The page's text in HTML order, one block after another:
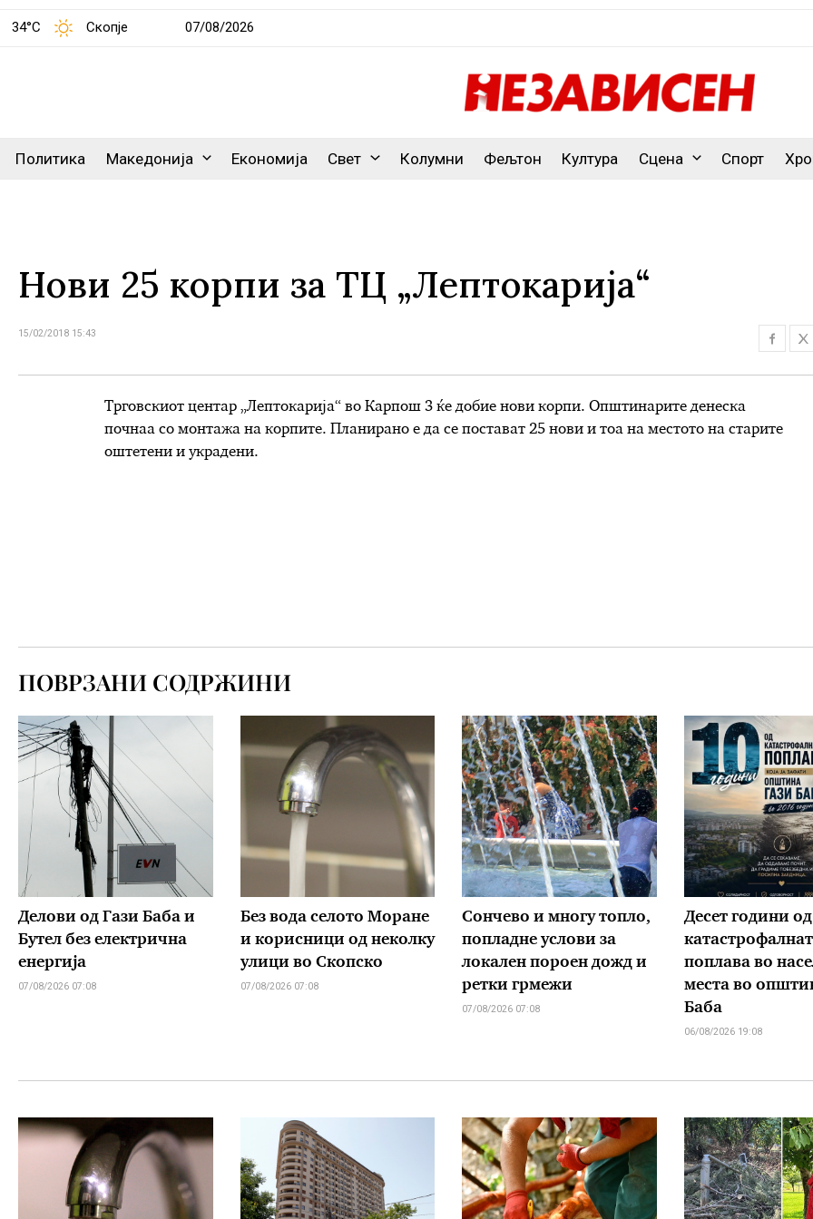
34°C Скопје 07/08/2026
Политика Македонија Економија Свет Колумни Фељтон Култура Сцена Спорт
Нови 25 корпи за ТЦ „Лептокарија“
15/02/2018 15:43
Трговскиот центар „Лептокарија“ во Карпош 3 ќе добие нови корпи. Општинарите денеска
почнаа со монтажа на корпите. Планирано е да се постават 25 нови и тоа на местото на старите
оштетени и украдени.
ПОВРЗАНИ СОДРЖИНИ
Делови од Гази Баба и
Бутел без електрична
енергија
07/08/2026 07:08
Без вода селото Моране
и корисници од неколку
улици во Скопско
07/08/2026 07:08
Сончево и многу топло,
попладне услови за
локален пороен дожд и
ретки грмежи
07/08/2026 07:08
Десет години од
поплава во
места во
Баба
06/08/2026 19:08